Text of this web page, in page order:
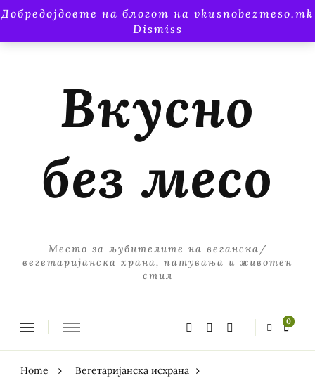
Добредојдовте на блогот на vkusnobezmeso.mk
Dismiss
Вкусно
без месо
Место за љубителите на веганска/
вегетаријанска храна, патувања и животен
стил
0
Home
Вегетаријанска исхрана